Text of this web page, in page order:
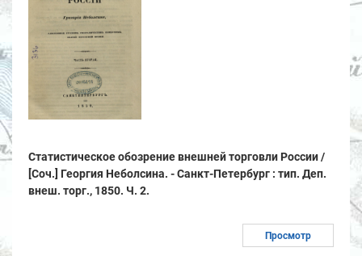
Статистическое обозрение внешней торговли России /
[Соч.] Георгия Неболсина. - Санкт-Петербург : тип. Деп.
внеш. торг., 1850. Ч. 2.
Просмотр